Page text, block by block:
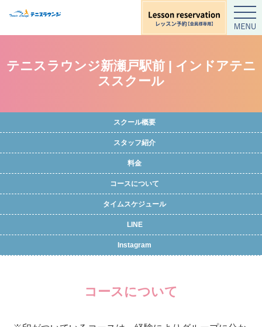
テニスラウンジ新瀬戸駅前 | インドアテニ
ススクール
スクール概要
スタッフ紹介
料金
コースについて
タイムスケジュール
LINE
Instagram
コースについて